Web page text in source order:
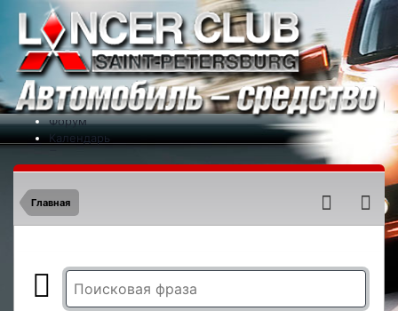
Меню
На сайт
Форум
Календарь
Новости
Контакты
Главная